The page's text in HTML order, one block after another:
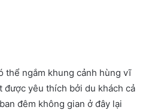
thể ngắm khung cảnh hùng vĩ
được yêu thích bởi du khách cả
đêm không gian ở đây lại